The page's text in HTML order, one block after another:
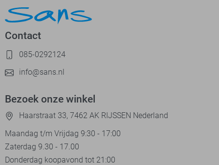
Contact
085-0292124
info@sans.nl
Bezoek onze winkel
Haarstraat 33, 7462 AK RIJSSEN Nederland
Maandag t/m Vrijdag 9:30 - 17:00
Zaterdag 9.30 - 17.00
Donderdag koopavond tot 21:00